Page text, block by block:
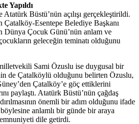
Yapıldı
Büstü’nün açılışı gerçekleştirildi.
Çatalköy-Esentepe Belediye Başkanı
Dünya Çocuk Günü’nün anlam ve
geleceğin teminatı olduğunu
Sami Özuslu ise duygusal bir
de Çatalköylü olduğunu belirten Özuslu,
Çatalköy’e göç ettiklerini
paylaştı. Atatürk Büstü’nün çağdaş
önemli bir adım olduğunu ifade
anlamlı bir günde bir araya
dile getirdi.